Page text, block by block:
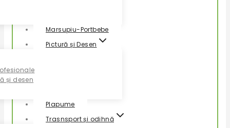
Marsupiu-Portbebe
Pictură și Desen
și desen
Plapume
Trasnsport și odihnă